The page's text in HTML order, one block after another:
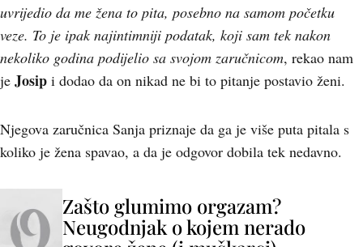
uvrijedio da me žena to pita, posebno na samom početku
veze. To je ipak najintimniji podatak, koji sam tek nakon
nekoliko godina podijelio sa svojom zaručnicom, rekao nam
je Josip i dodao da on nikad ne bi to pitanje postavio ženi.
Njegova zaručnica Sanja priznaje da ga je više puta pitala s
koliko je žena spavao, a da je odgovor dobila tek nedavno.
Zašto glumimo orgazam?
Neugodnjak o kojem nerado